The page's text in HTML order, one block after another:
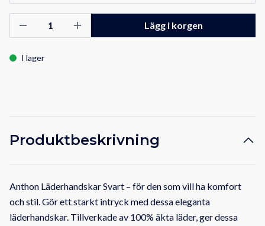
Lägg i korgen
I lager
Produktbeskrivning
Anthon Läderhandskar Svart – för den som vill ha komfort
och stil. Gör ett starkt intryck med dessa eleganta
läderhandskar. Tillverkade av 100% äkta läder, ger dessa